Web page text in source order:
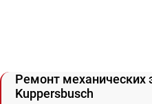
Ремонт
Kuppersbusch